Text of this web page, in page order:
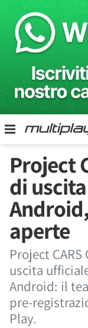
Project
di
aperte
Project
uscita
Android: il
pre-
Play.